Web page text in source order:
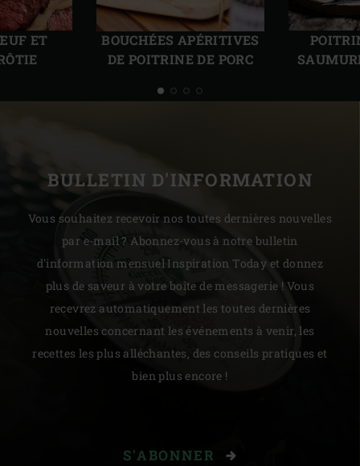
ET
BOUCHÉES APÉRITIVES
DE POITRINE DE PORC
Diapo
précédente
BULLETIN D'INFORMATION
Vous souhaitez recevoir nos toutes dernières nouvelles
par e-mail ? Abonnez-vous à notre bulletin
d'information mensuel Inspiration Today et donnez
plus de saveur à votre boîte de messagerie ! Vous
recevrez automatiquement les toutes dernières
nouvelles concernant les événements à venir, les
recettes les plus alléchantes, des conseils pratiques et
bien plus encore !
S'ABONNER